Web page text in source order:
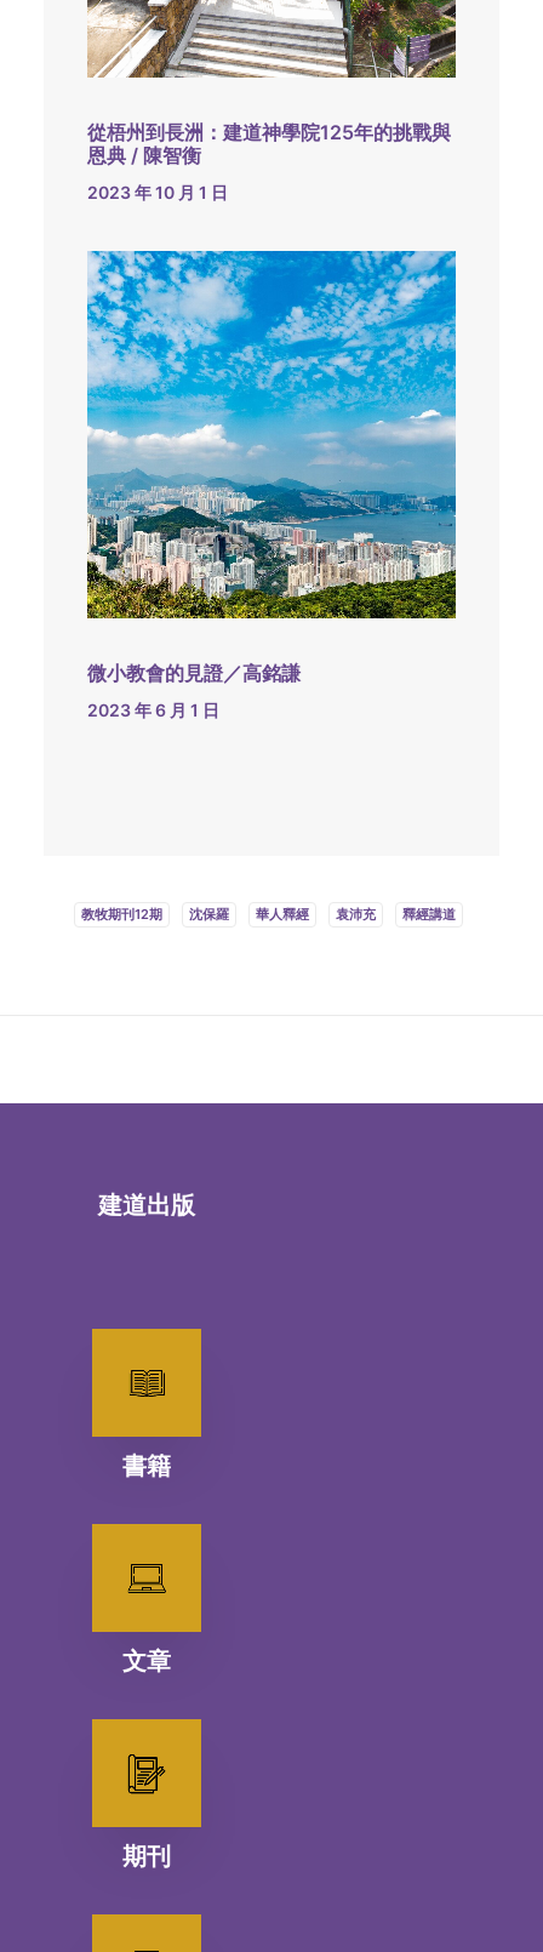
從梧州到長洲：建道神學院125年的挑戰與
恩典 / 陳智衡
2023 年 10 月 1 日
微小教會的見證／高銘謙
2023 年 6 月 1 日
教牧期刊12期 沈保羅 華人釋經 袁沛充 釋經講道
建道出版
書籍
文章
期刊